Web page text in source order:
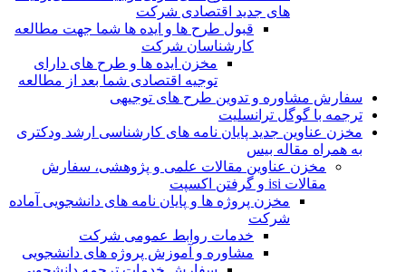
های جدید اقتصادی شرکت
قبول طرح ها و ایده ها شما جهت مطالعه
کارشناسان شرکت
مخزن ایده ها و طرح های دارای
توجیه اقتصادی شما بعد از مطالعه
سفارش مشاوره و تدوین طرح های توجیهی
ترجمه با گوگل ترانسلیت
مخزن عناوین جدید پایان نامه های کارشناسی ارشد ودکتری
به همراه مقاله بیس
مخزن عناوین مقالات علمی و پژوهشی، سفارش
مقالات isi و گرفتن اکسپت
مخزن پروژه ها و پایان نامه های دانشجویی آماده
شرکت
خدمات روابط عمومی شرکت
مشاوره و آموزش پروژه های دانشجویی